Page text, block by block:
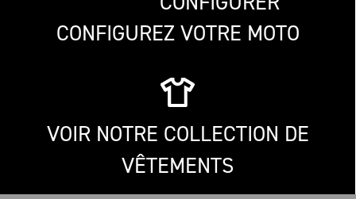
CONFIGUREZ VOTRE MOTO
VOIR NOTRE COLLECTION DE
VÊTEMENTS